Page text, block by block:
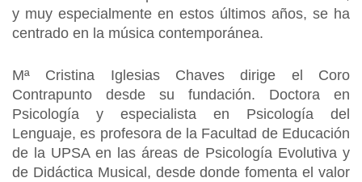
y muy especialmente en estos últimos años, se ha
centrado en la música contemporánea.
Mª Cristina Iglesias Chaves dirige el Coro
Contrapunto desde su fundación. Doctora en
Psicología y especialista en Psicología del
Lenguaje, es profesora de la Facultad de Educación
de la UPSA en las áreas de Psicología Evolutiva y
de Didáctica Musical, desde donde fomenta el valor